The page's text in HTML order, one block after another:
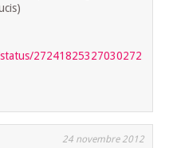
27241825327030272
24 novembre 2012